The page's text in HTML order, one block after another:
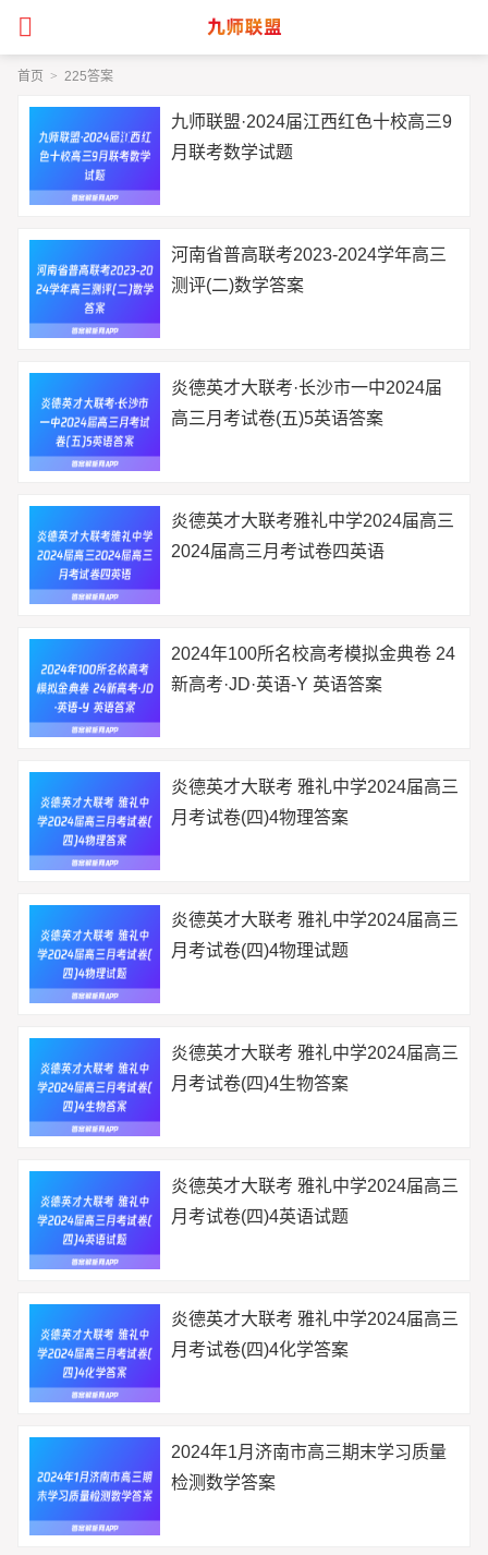
首页 > 225答案
九师联盟·2024届江西红色十校高三9
月联考数学试题
河南省普高联考2023-2024学年高三
测评(二)数学答案
炎德英才大联考·长沙市一中2024届
高三月考试卷(五)5英语答案
炎德英才大联考雅礼中学2024届高三
2024届高三月考试卷四英语
2024年100所名校高考模拟金典卷 24
新高考·JD·英语-Y 英语答案
炎德英才大联考 雅礼中学2024届高三
月考试卷(四)4物理答案
炎德英才大联考 雅礼中学2024届高三
月考试卷(四)4物理试题
炎德英才大联考 雅礼中学2024届高三
月考试卷(四)4生物答案
炎德英才大联考 雅礼中学2024届高三
月考试卷(四)4英语试题
炎德英才大联考 雅礼中学2024届高三
月考试卷(四)4化学答案
2024年1月济南市高三期末学习质量
检测数学答案